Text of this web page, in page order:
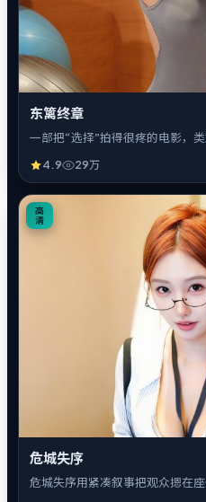
东篱终章
一部把“选择”拍得很疼的电影，类
4.9 29万
高
清
危城失序
危城失序用紧凑叙事把观众摁在